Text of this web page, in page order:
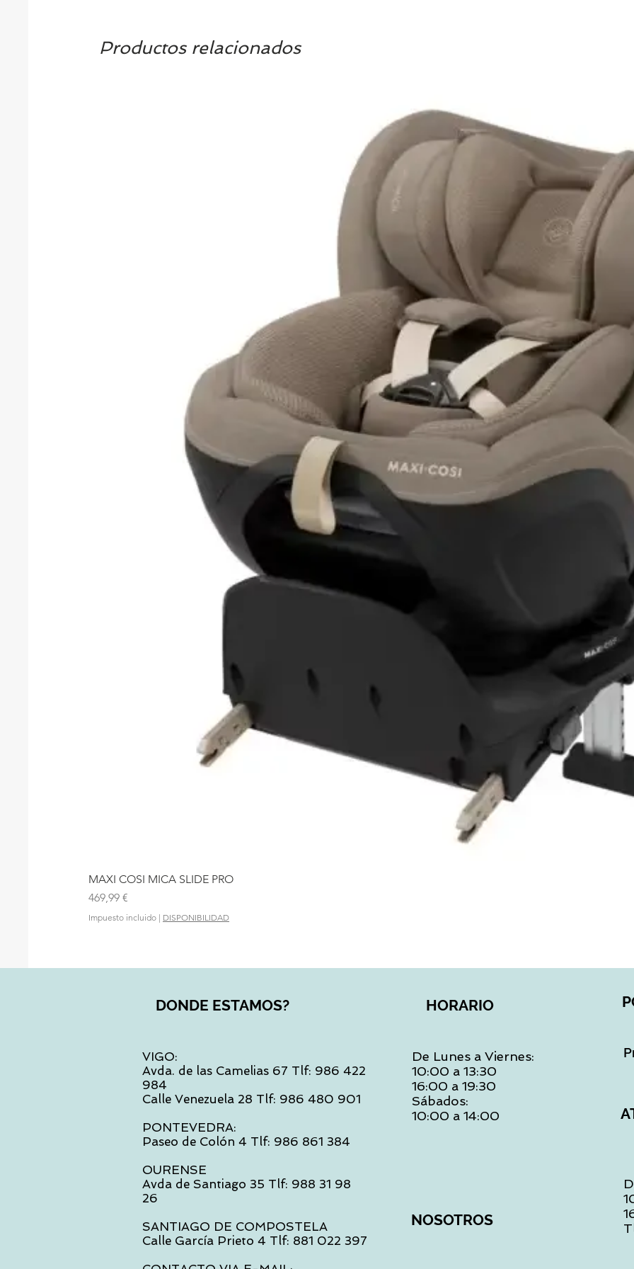
Productos relacionados
MAXI COSI MICA SLIDE PRO
Precio
469,99 €
Impuesto incluido | DISPONIBILIDAD
DONDE ESTAMOS?
VIGO:
Avda. de las Camelias 67 Tlf: 986 422
984
Calle Venezuela 28 Tlf: 986 480 901
PONTEVEDRA:
Paseo de Colón 4 Tlf: 986 861 384
OURENSE
Avda de Santiago 35 Tlf: 988 31 98
26
SANTIAGO DE COMPOSTELA
Calle García Prieto 4 Tlf: 881 022 397
HORARIO
De Lunes a Viernes:
10:00 a 13:30
16:00 a 19:30
Sábados:
10:00 a 14:00
NOSOTROS